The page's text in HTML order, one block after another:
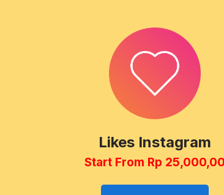
Likes Instagram
Start From Rp 25,000,00